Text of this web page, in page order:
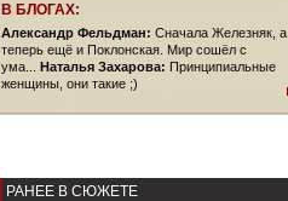
В БЛОГАХ:
Александр Фельдман: Сначала Железняк, а
теперь ещё и Поклонская. Мир сошёл с
ума... Наталья Захарова: Принципиальные
женщины, они такие ;)
РАНЕЕ В СЮЖЕТЕ